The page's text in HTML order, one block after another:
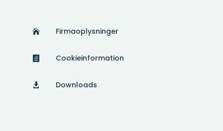
 Firmaoplysninger
 Cookieinformation
 Downloads